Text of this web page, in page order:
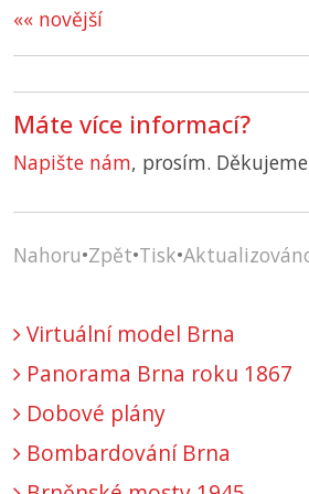
«« novější
Máte více informací?
Napište nám, prosím.
Nahoru•Zpět•Tisk•
Virtuální model Brna
Panorama Brna roku 1867
Dobové plány
Bombardování Brna